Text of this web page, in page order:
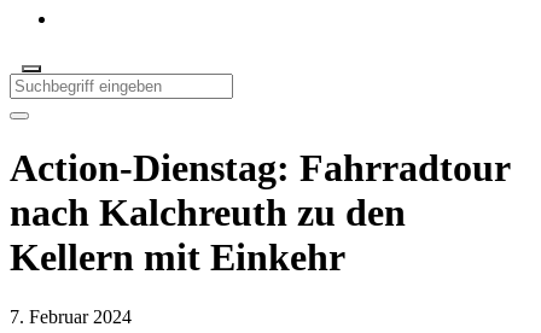
Action-Dienstag: Fahrradtour
nach Kalchreuth zu den
Kellern mit Einkehr
7. Februar 2024